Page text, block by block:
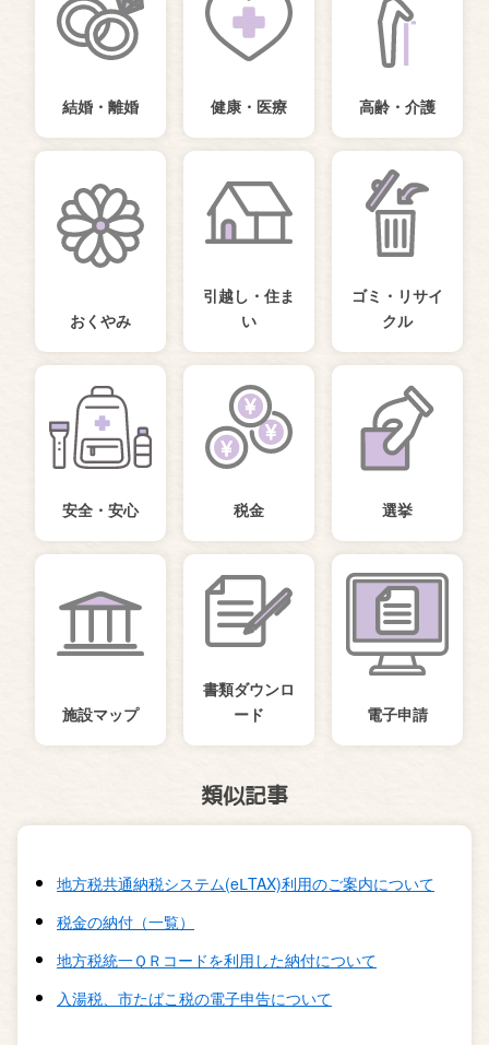
結婚・離婚 健康・医療 高齢・介護
おくやみ
引越し・住ま
い
ゴミ・リサイ
クル
安全・安心 税金 選挙
施設マップ
書類ダウンロ
ード
電子申請
類似記事
地方税共通納税システム(eⅬTAX)利用のご案内について
税金の納付（一覧）
地方税統一ＱＲコードを利用した納付について
入湯税、市たばこ税の電子申告について